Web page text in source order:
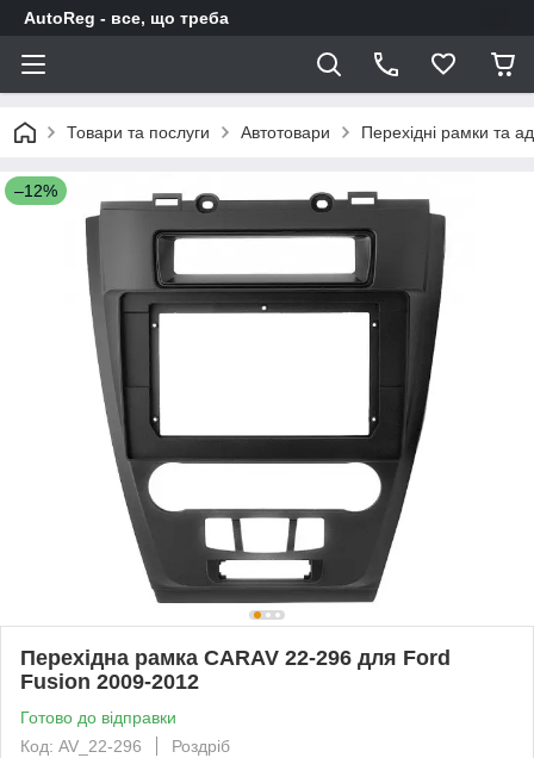
AutoReg - все, що треба
Товари та послуги Автотовари Перехідні рамки та
–12%
Перехідна рамка CARAV 22-296 для Ford
Fusion 2009-2012
Готово до відправки
Код: AV_22-296
Роздріб